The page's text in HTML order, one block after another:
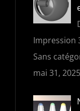
Impression
Sans
mai 31, 2025